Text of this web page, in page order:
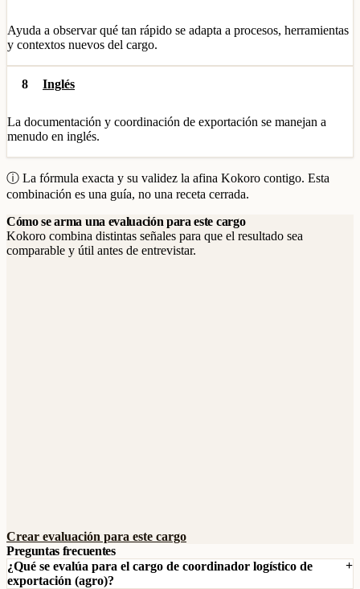
Ayuda a observar qué tan rápido se adapta a procesos, herramientas
y contextos nuevos del cargo.
8 Inglés
La documentación y coordinación de exportación se manejan a
menudo en inglés.
ⓘ La fórmula exacta y su validez la afina Kokoro contigo. Esta
combinación es una guía, no una receta cerrada.
Cómo se arma una evaluación para este cargo
Kokoro combina distintas señales para que el resultado sea
comparable y útil antes de entrevistar.
Crear evaluación para este cargo
Preguntas frecuentes
¿Qué se evalúa para el cargo de coordinador logístico de
exportación (agro)?